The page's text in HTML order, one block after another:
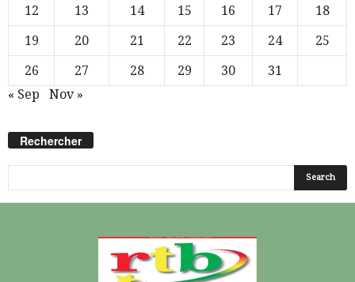
12
13 14 15 16 17
18
19
20 21 22 23 24
25
26
27 28 29 30
31
« Sep
Nov »
Rechercher